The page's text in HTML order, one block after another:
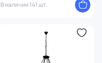
В наличии 141 шт.